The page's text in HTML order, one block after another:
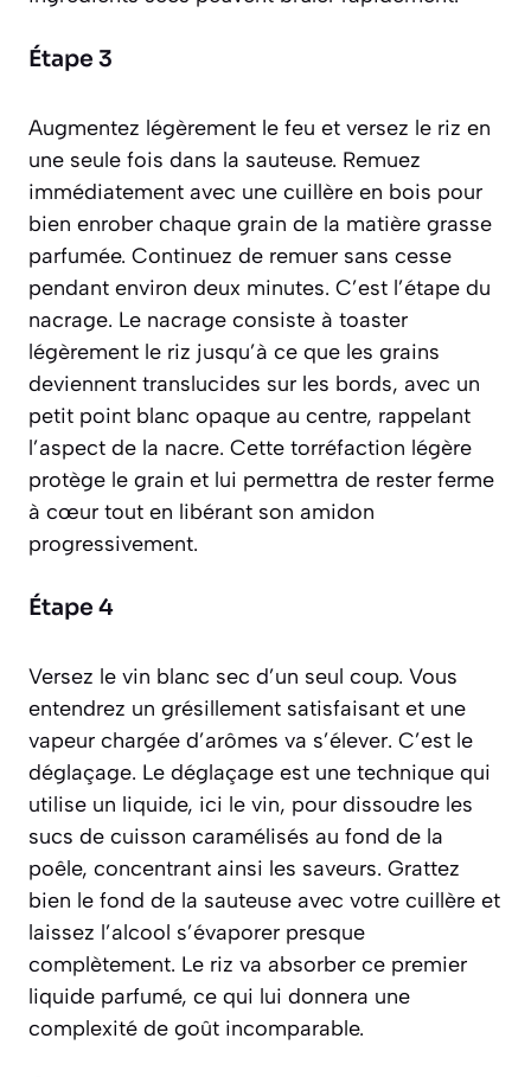
Étape 3
Augmentez légèrement le feu et versez le riz en
une seule fois dans la sauteuse. Remuez
immédiatement avec une cuillère en bois pour
bien enrober chaque grain de la matière grasse
parfumée. Continuez de remuer sans cesse
pendant environ deux minutes. C’est l’étape du
nacrage. Le nacrage consiste à toaster
légèrement le riz jusqu’à ce que les grains
deviennent translucides sur les bords, avec un
petit point blanc opaque au centre, rappelant
l’aspect de la nacre. Cette torréfaction légère
protège le grain et lui permettra de rester ferme
à cœur tout en libérant son amidon
progressivement.
Étape 4
Versez le vin blanc sec d’un seul coup. Vous
entendrez un grésillement satisfaisant et une
vapeur chargée d’arômes va s’élever. C’est le
déglaçage. Le déglaçage est une technique qui
utilise un liquide, ici le vin, pour dissoudre les
sucs de cuisson caramélisés au fond de la
poêle, concentrant ainsi les saveurs. Grattez
bien le fond de la sauteuse avec votre cuillère et
laissez l’alcool s’évaporer presque
complètement. Le riz va absorber ce premier
liquide parfumé, ce qui lui donnera une
complexité de goût incomparable.